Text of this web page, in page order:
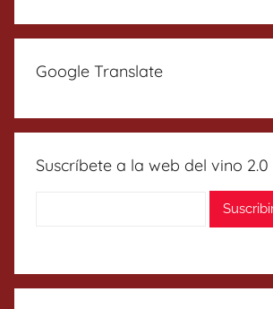
Google Translate
Suscríbete a la web del vino